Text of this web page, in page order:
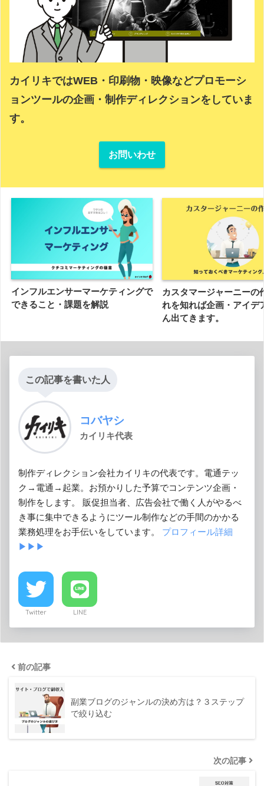
カイリキではWEB・印刷物・映像などプロモーシ
ョンツールの企画・制作ディレクションをしていま
す。
お問いわせ
インフルエンサーマーケティングで
できること・課題を解説
カスタマージャーニーの
れを知れば企画・アイデ
ん出てきます。
この記事を書いた人
コバヤシ
カイリキ代表
制作ディレクション会社カイリキの代表です。電通テッ
ク→電通→起業。お預かりした予算でコンテンツ企画・
制作をします。 販促担当者、広告会社で働く人がやるべ
き事に集中できるようにツール制作などの手間のかかる
業務処理をお手伝いをしています。 プロフィール詳細
▶︎▶︎▶︎
Twitter LINE
前の記事
副業ブログのジャンルの決め方は？３ステップ
で絞り込む
次の記事